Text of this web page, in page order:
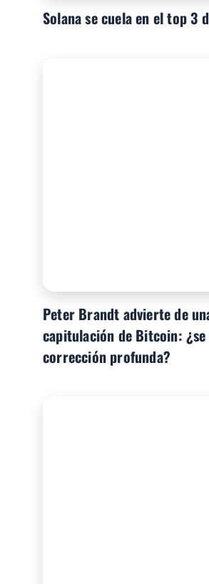
Solana se cuela en el top 3
Peter Brandt advierte de
capitulación de Bitcoin: ¿se
corrección profunda?